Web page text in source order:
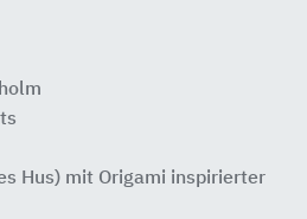
Hus) mit Origami inspirierter